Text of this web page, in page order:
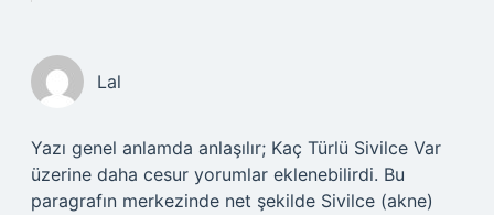
Lal
Yazı genel anlamda anlaşılır; Kaç Türlü Sivilce Var
üzerine daha cesur yorumlar eklenebilirdi. Bu
paragrafın merkezinde net şekilde Sivilce (akne)